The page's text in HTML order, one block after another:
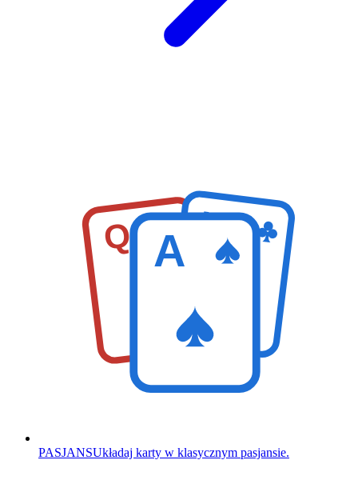
Q K
A
PASJANSUkładaj karty w klasycznym pasjansie.